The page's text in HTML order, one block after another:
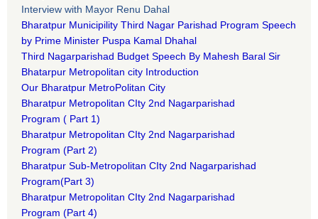
Interview with Mayor Renu Dahal
Bharatpur Municipility Third Nagar Parishad Program Speech
by Prime Minister Puspa Kamal Dhahal​
Third Nagarparishad Budget Speech By Mahesh Baral Sir​
Bhatarpur Metropolitan city Introduction​
Our Bharatpur MetroPolitan City​
Bharatpur Metropolitan CIty 2nd Nagarparishad
Program ( Part 1)
Bharatpur Metropolitan CIty 2nd Nagarparishad
Program (Part 2)
Bharatpur Sub-Metropolitan CIty 2nd Nagarparishad
Program(Part 3)
Bharatpur Metropolitan CIty 2nd Nagarparishad
Program (Part 4)